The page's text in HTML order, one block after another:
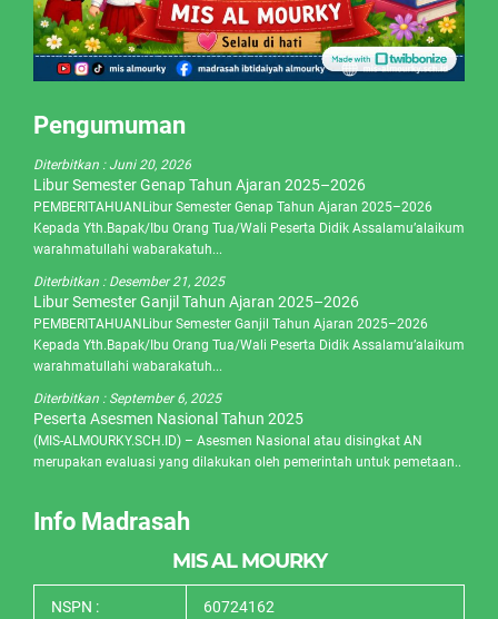
Pengumuman
Diterbitkan :Juni 20, 2026
Libur Semester Genap Tahun Ajaran 2025–2026
PEMBERITAHUANLibur Semester Genap Tahun Ajaran 2025–2026
Kepada Yth.Bapak/Ibu Orang Tua/Wali Peserta Didik Assalamu’alaikum
warahmatullahi wabarakatuh...
Diterbitkan : Desember 21, 2025
Libur Semester Ganjil Tahun Ajaran 2025–2026
PEMBERITAHUANLibur Semester Ganjil Tahun Ajaran 2025–2026
Kepada Yth.Bapak/Ibu Orang Tua/Wali Peserta Didik Assalamu’alaikum
warahmatullahi wabarakatuh...
Diterbitkan : September 6, 2025
Peserta Asesmen Nasional Tahun 2025
(MIS-ALMOURKY.SCH.ID) – Asesmen Nasional atau disingkat AN
merupakan evaluasi yang dilakukan oleh pemerintah untuk pemetaan..
Info Madrasah
MIS AL MOURKY
NSPN : 60724162